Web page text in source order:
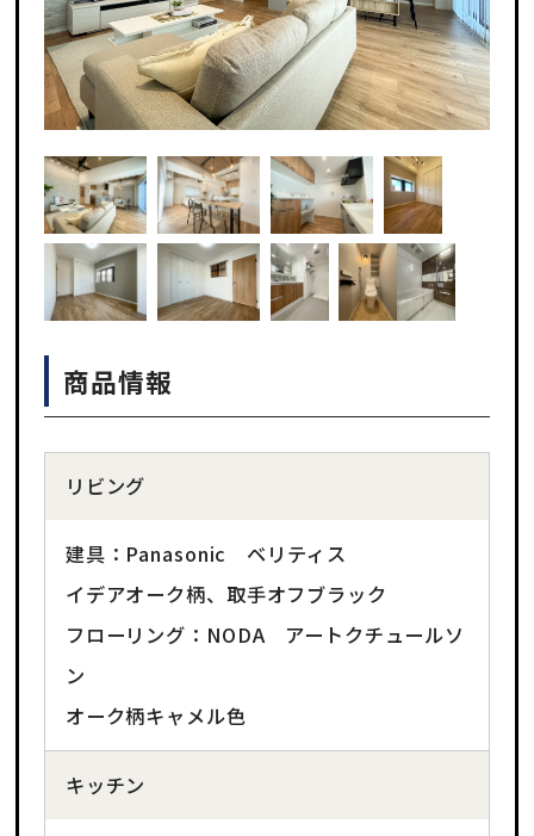
商品情報
リビング
建具：Panasonic ベリティス
イデアオーク柄、取手オフブラック
フローリング：NODA アートクチュールソ
ン
オーク柄キャメル色
キッチン